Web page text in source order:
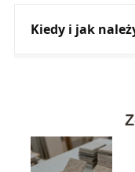
Kiedy i jak